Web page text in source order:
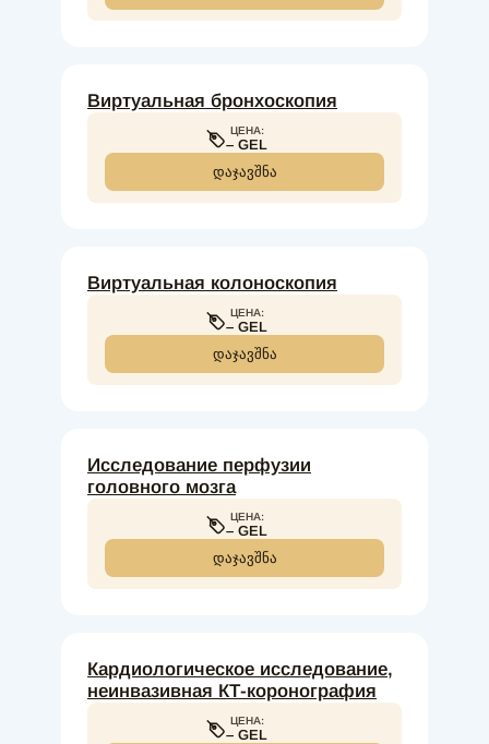
Виртуальная бронхоскопия
ЦЕНА:
– GEL
ᲓᲐᲯᲐᲕᲨᲜᲐ
Виртуальная колоноскопия
ЦЕНА:
– GEL
ᲓᲐᲯᲐᲕᲨᲜᲐ
Исследование перфузии
головного мозга
ЦЕНА:
– GEL
ᲓᲐᲯᲐᲕᲨᲜᲐ
Кардиологическое исследование,
неинвазивная КТ-коронография
ЦЕНА:
– GEL